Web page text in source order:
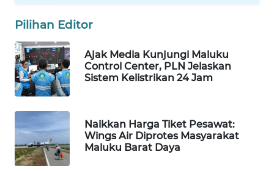
Pilihan Editor
Ajak Media Kunjungi Maluku
Control Center, PLN Jelaskan
Sistem Kelistrikan 24 Jam
Naikkan Harga Tiket Pesawat:
Wings Air Diprotes Masyarakat
Maluku Barat Daya
WAHANA
SELEB
WAHANA
PERSONA
OTOMOTIF
WAHANA
HEALTH